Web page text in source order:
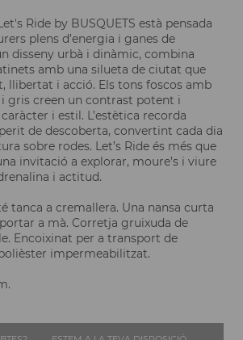
Ride by BUSQUETS està pensada
plens d’energia i ganes de
disseny urbà i dinàmic, combina
amb una silueta de ciutat que
llibertat i acció. Els tons foscos amb
gris creen un contrast potent i
i estil. L’estètica recorda
de descoberta, convertint cada dia
sobre rodes. Let’s Ride és més que
invitació a explorar, moure’s i viure
i actitud.
tanca a cremallera. Una nansa curta
a mà. Corretja gruixuda de
Encoixinat per a transport de
impermeabilitzat.